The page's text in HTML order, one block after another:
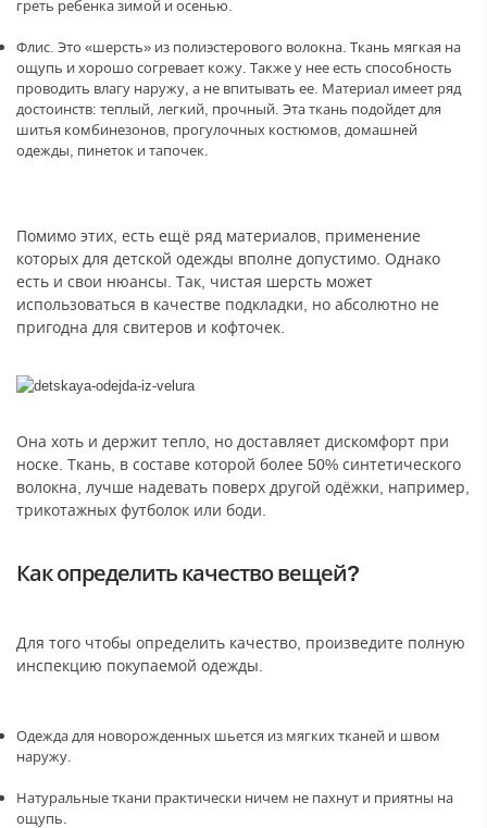
греть ребенка зимой и осенью.
Флис. Это «шерсть» из полиэстерового волокна. Ткань мягкая на
ощупь и хорошо согревает кожу. Также у нее есть способность
проводить влагу наружу, а не впитывать ее. Материал имеет ряд
достоинств: теплый, легкий, прочный. Эта ткань подойдет для
шитья комбинезонов, прогулочных костюмов, домашней
одежды, пинеток и тапочек.
Помимо этих, есть ещё ряд материалов, применение
которых для детской одежды вполне допустимо. Однако
есть и свои нюансы. Так, чистая шерсть может
использоваться в качестве подкладки, но абсолютно не
пригодна для свитеров и кофточек.
Она хоть и держит тепло, но доставляет дискомфорт при
носке. Ткань, в составе которой более 50% синтетического
волокна, лучше надевать поверх другой одёжки, например,
трикотажных футболок или боди.
Как определить качество вещей?
Для того чтобы определить качество, произведите полную
инспекцию покупаемой одежды.
Одежда для новорожденных шьется из мягких тканей и швом
наружу.
Натуральные ткани практически ничем не пахнут и приятны на
ощупь.